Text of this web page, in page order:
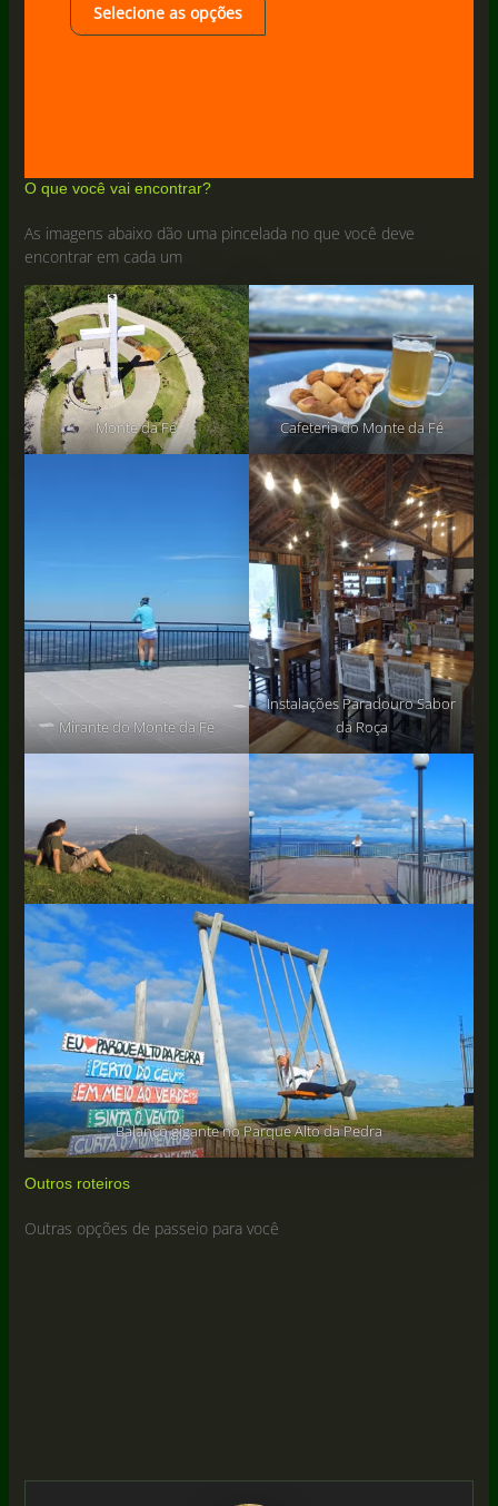
Selecione as opções
O que você vai encontrar?
As imagens abaixo dão uma pincelada no que você deve
encontrar em cada um
Monte da Fé Cafeteria do Monte da Fé
Mirante do Monte da Fé
Instalações Paradouro Sabor
da Roça
Balanço gigante no Parque Alto da Pedra
Outros roteiros
Outras opções de passeio para você